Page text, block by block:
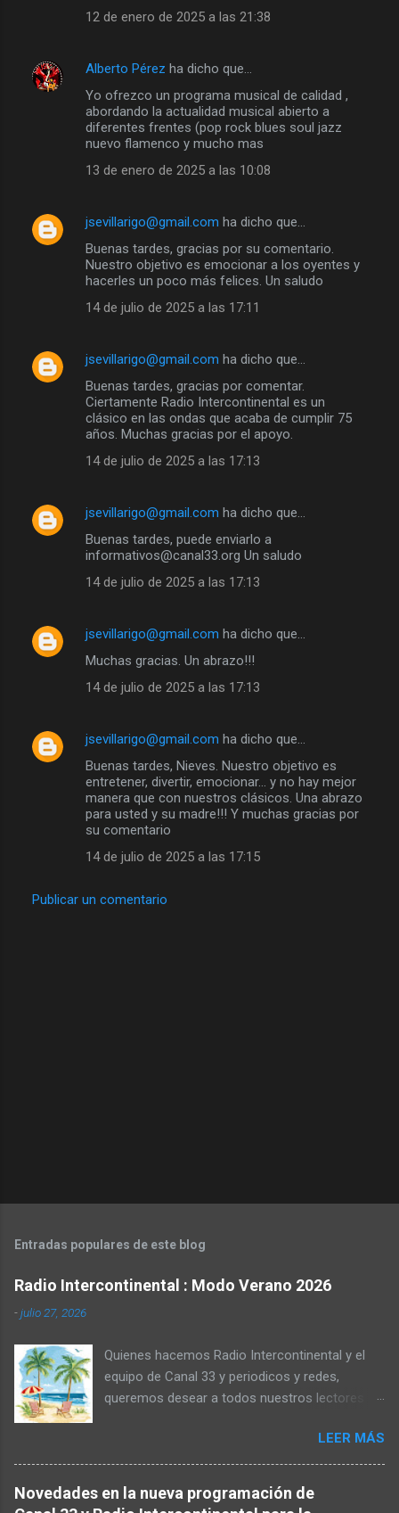
12 de enero de 2025 a las 21:38
Alberto Pérez ha dicho que…
Yo ofrezco un programa musical de calidad ,
abordando la actualidad musical abierto a
diferentes frentes (pop rock blues soul jazz
nuevo flamenco y mucho mas
13 de enero de 2025 a las 10:08
jsevillarigo@gmail.com ha dicho que…
Buenas tardes, gracias por su comentario.
Nuestro objetivo es emocionar a los oyentes y
hacerles un poco más felices. Un saludo
14 de julio de 2025 a las 17:11
jsevillarigo@gmail.com ha dicho que…
Buenas tardes, gracias por comentar.
Ciertamente Radio Intercontinental es un
clásico en las ondas que acaba de cumplir 75
años. Muchas gracias por el apoyo.
14 de julio de 2025 a las 17:13
jsevillarigo@gmail.com ha dicho que…
Buenas tardes, puede enviarlo a
informativos@canal33.org Un saludo
14 de julio de 2025 a las 17:13
jsevillarigo@gmail.com ha dicho que…
Muchas gracias. Un abrazo!!!
14 de julio de 2025 a las 17:13
jsevillarigo@gmail.com ha dicho que…
Buenas tardes, Nieves. Nuestro objetivo es
entretener, divertir, emocionar... y no hay mejor
manera que con nuestros clásicos. Una abrazo
para usted y su madre!!! Y muchas gracias por
su comentario
14 de julio de 2025 a las 17:15
Publicar un comentario
Entradas populares de este blog
Radio Intercontinental : Modo Verano 2026
-julio 27, 2026
Quienes hacemos Radio Intercontinental y el
equipo de Canal 33 y periodicos y redes,
queremos desear a todos nuestros lectores y
descanso (y cargar las pilas) nuestras oficinas
y redacción permanecerán cerradas hasta el 25
de agosto inclusive. Gracias por
acompañarnos otra temporada. Radio
LEER MÁS
Novedades en la nueva programación de